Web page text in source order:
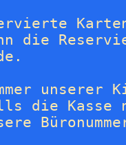
die
unserer
die